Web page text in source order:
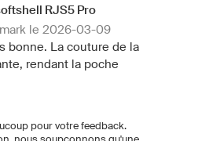
RJS5 Pro
le 2026-03-09
bonne. La couture de la
rendant la poche
pour votre feedback.